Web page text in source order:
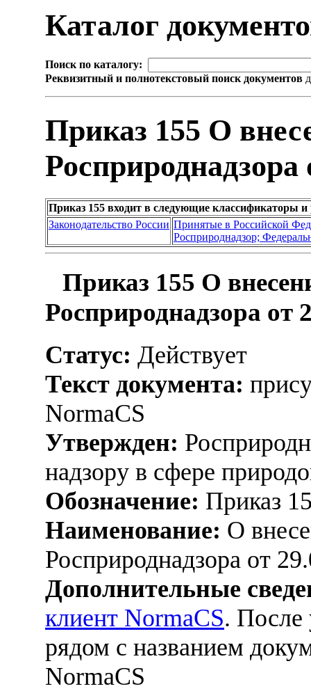
Каталог
Поиск по каталогу:
Реквизитный и полнотекстовый поиск документов
Приказ 155 О
Росприроднадзора
Приказ 155 входит в следующие классификаторы и
Законодательство России Принятые в Российской
Росприроднадзор;
Приказ 155 О
Росприроднадзора от
Статус: Действует
Текст документа:
NormaCS
Утвержден:
надзору в сфере
Обозначение: Приказ
Наименование: О
Росприроднадзора от
Дополнительные
клиент NormaCS. После
рядом с названием
NormaCS